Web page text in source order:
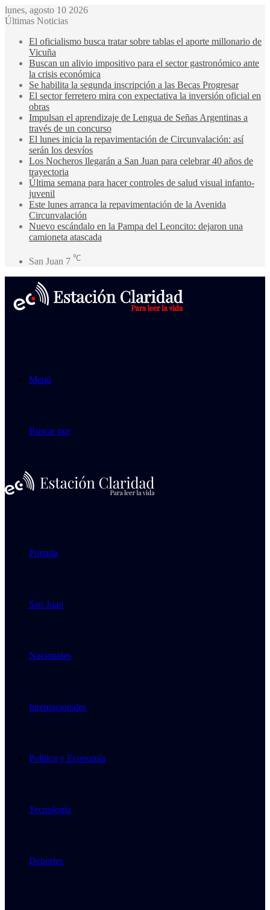
lunes, agosto 10 2026
Últimas Noticias
El oficialismo busca tratar sobre tablas el aporte millonario de
Vicuña
Buscan un alivio impositivo para el sector gastronómico ante
la crisis económica
Se habilita la segunda inscripción a las Becas Progresar
El sector ferretero mira con expectativa la inversión oficial en
obras
Impulsan el aprendizaje de Lengua de Señas Argentinas a
través de un concurso
El lunes inicia la repavimentación de Circunvalación: así
serán los desvíos
Los Nocheros llegarán a San Juan para celebrar 40 años de
trayectoria
Última semana para hacer controles de salud visual infanto-
juvenil
Este lunes arranca la repavimentación de la Avenida
Circunvalación
Nuevo escándalo en la Pampa del Leoncito: dejaron una
camioneta atascada
San Juan 7 ℃
Menú
Buscar por
Portada
San Juan
Nacionales
Internacionales
Política y Economía
Tecnología
Deportes